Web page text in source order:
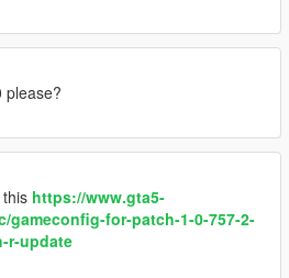
please?
https://www.gta5-
gameconfig-for-patch-1-0-757-2-
r-update